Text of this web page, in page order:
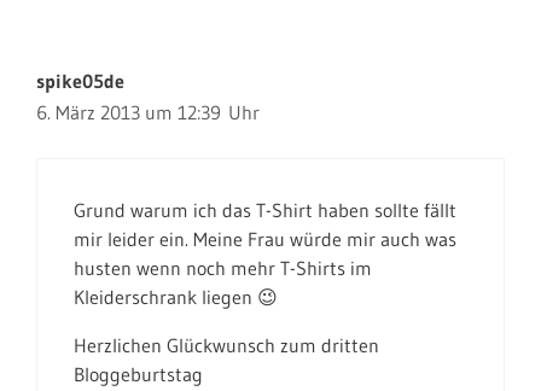
spike05de
6. März 2013 um 12:39 Uhr
Grund warum ich das T-Shirt haben sollte fällt
mir leider ein. Meine Frau würde mir auch was
husten wenn noch mehr T-Shirts im
Kleiderschrank liegen 😉
Herzlichen Glückwunsch zum dritten
Bloggeburtstag